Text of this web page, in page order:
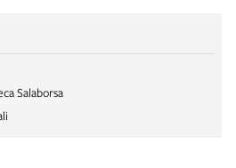
Salaborsa